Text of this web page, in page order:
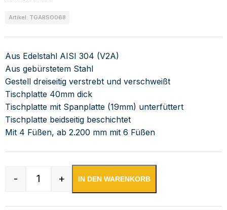
Artikel: TGARSO068
Aus Edelstahl AISI 304 (V2A)
Aus gebürstetem Stahl
Gestell dreiseitig verstrebt und verschweißt
Tischplatte 40mm dick
Tischplatte mit Spanplatte (19mm) unterfüttert
Tischplatte beidseitig beschichtet
Mit 4 Füßen, ab 2.200 mm mit 6 Füßen
Edelstahl Arbeitsschrank offen mit
- + IN DEN WARENKORB